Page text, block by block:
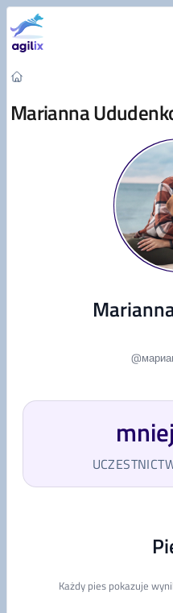
Przejdź do treści
Marianna
@
Każdy pies pokazuje